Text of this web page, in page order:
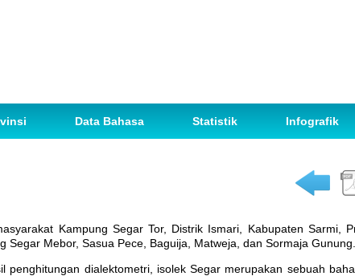
Data Bahasa Statistik Infografik
Kampung Segar Tor, Distrik Ismari, Kabupaten Sarmi,
Segar Mebor, Sasua Pece, Baguija, Matweja, dan Sormaja Gunung.
dialektometri, isolek Segar merupakan sebuah